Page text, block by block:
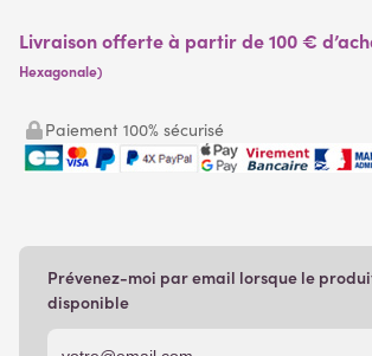
Livraison offerte à partir de 100 €
Hexagonale)
Paiement 100% sécurisé
Prévenez-moi par email lorsque le
disponible